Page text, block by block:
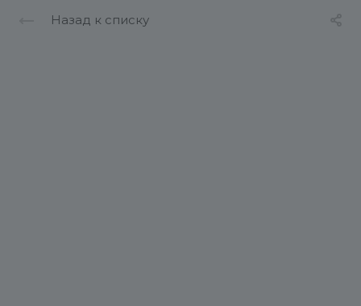
Назад к списку